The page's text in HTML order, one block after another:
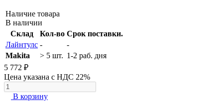
Наличие товара
В наличии
Склад
Кол-во Срок поставки.
Лайнтулс -
-
Makita
> 5 шт. 1-2 раб. дня
5 772 ₽
Цена указана с НДС 22%
В корзину